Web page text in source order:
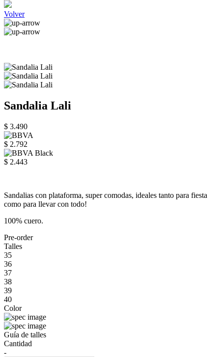
Volver
Sandalia Lali
$ 3.490
$ 2.792
$ 2.443
Sandalias con plataforma, super comodas, ideales tanto para fiesta
como para llevar con todo!
100% cuero.
Pre-order
Talles
35
36
37
38
39
40
Color
Guía de talles
Cantidad
-